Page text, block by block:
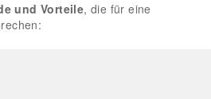
und Vorteile, die für eine